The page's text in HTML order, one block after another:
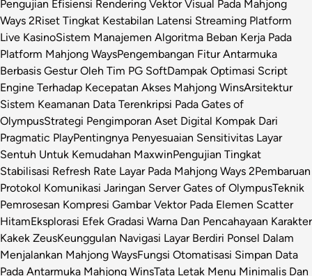
Pengujian Efisiensi Rendering Vektor Visual Pada Mahjong
Ways 2Riset Tingkat Kestabilan Latensi Streaming Platform
Live KasinoSistem Manajemen Algoritma Beban Kerja Pada
Platform Mahjong WaysPengembangan Fitur Antarmuka
Berbasis Gestur Oleh Tim PG SoftDampak Optimasi Script
Engine Terhadap Kecepatan Akses Mahjong WinsArsitektur
Sistem Keamanan Data Terenkripsi Pada Gates of
OlympusStrategi Pengimporan Aset Digital Kompak Dari
Pragmatic PlayPentingnya Penyesuaian Sensitivitas Layar
Sentuh Untuk Kemudahan MaxwinPengujian Tingkat
Stabilisasi Refresh Rate Layar Pada Mahjong Ways 2Pembaruan
Protokol Komunikasi Jaringan Server Gates of OlympusTeknik
Pemrosesan Kompresi Gambar Vektor Pada Elemen Scatter
HitamEksplorasi Efek Gradasi Warna Dan Pencahayaan Karakter
Kakek ZeusKeunggulan Navigasi Layar Berdiri Ponsel Dalam
Menjalankan Mahjong WaysFungsi Otomatisasi Simpan Data
Pada Antarmuka Mahjong WinsTata Letak Menu Minimalis Dan